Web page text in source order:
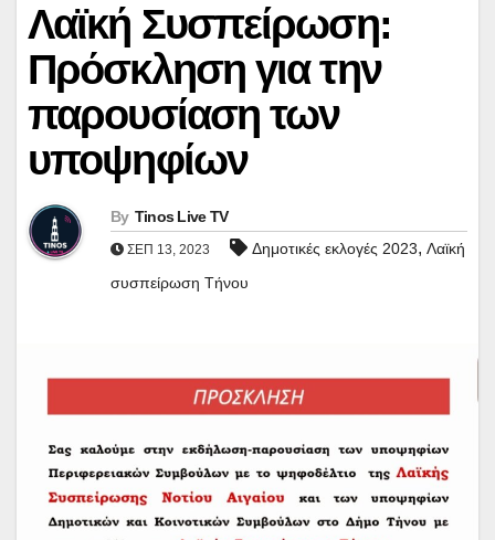
Λαϊκή Συσπείρωση:
Πρόσκληση για την
παρουσίαση των
υποψηφίων
By Tinos Live TV
ΣΕΠ 13, 2023 Δημοτικές εκλογές 2023, Λαϊκή
συσπείρωση Τήνου